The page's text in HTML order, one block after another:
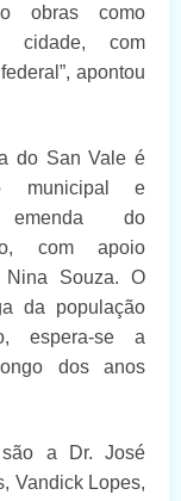
obras como
cidade, com
apontou
do San Vale é
municipal e
do
, com apoio
Nina Souza. O
da população
espera-se a
dos anos
são a Dr. José
Vandick Lopes,